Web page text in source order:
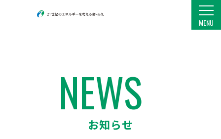
21世紀のエネルギーを考える会・みえ
MENU
NEWS
お知らせ